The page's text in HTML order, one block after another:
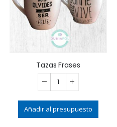
Tazas Frases
Añadir al presupuesto